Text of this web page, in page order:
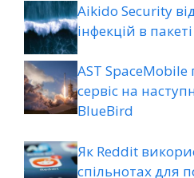
Aikido Security
інфекцій в
AST SpaceMobile
сервіс на
BlueBird
Як Reddit
спільнотах для